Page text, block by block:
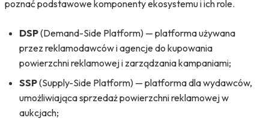
poznać podstawowe komponenty ekosystemu i ich role.
DSP(Demand-Side Platform) — platforma używana
przez reklamodawców i agencje do kupowania
powierzchni reklamowej i zarządzania kampaniami;
SSP(Supply-Side Platform) — platforma dla wydawców,
umożliwiająca sprzedaż powierzchni reklamowej w
aukcjach;